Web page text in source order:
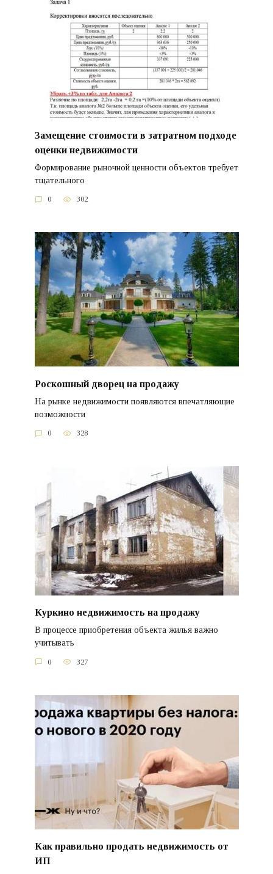
Замещение стоимости в затратном подходе
оценки недвижимости
Формирование рыночной ценности объектов требует
тщательного
0 302
Роскошный дворец на продажу
На рынке недвижимости появляются впечатляющие
возможности
0 328
Куркино недвижимость на продажу
В процессе приобретения объекта жилья важно
учитывать
0 327
Как правильно продать недвижимость от
ИП